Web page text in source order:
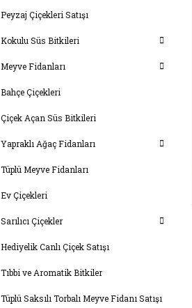
Peyzaj Çiçekleri Satışı
Kokulu Süs Bitkileri
Meyve Fidanları
Bahçe Çiçekleri
Çiçek Açan Süs Bitkileri
Yapraklı Ağaç Fidanları
Tüplü Meyve Fidanları
Ev Çiçekleri
Sarılıcı Çiçekler
Hediyelik Canlı Çiçek Satışı
Tıbbi ve Aromatik Bitkiler
Tüplü Saksılı Torbalı Meyve Fidanı Satışı